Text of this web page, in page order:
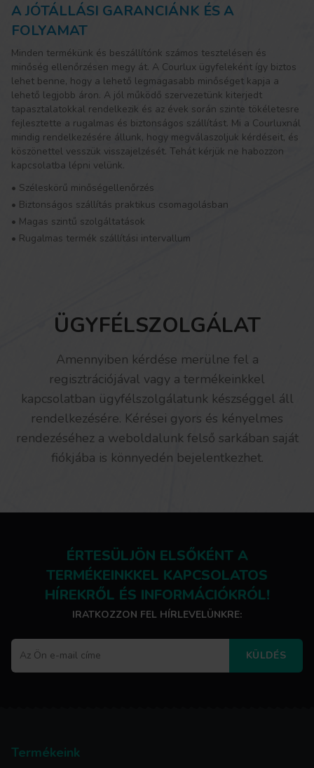
A JÓTÁLLÁSI GARANCIÁNK ÉS A
FOLYAMAT
Minden termékünk és beszállítónk számos tesztelésen és
minőség ellenőrzésen megy át. A Courlux ügyfeleként így biztos
lehet benne, hogy a lehető legmagasabb minőséget kapja a
lehető legjobb áron. A jól működő szervezetünk kiterjedt
tapasztalatokkal rendelkezik és az évek során szinte tökéletesre
fejlesztette a rugalmas és biztonságos szállítást. Mi a Courluxnál
mindig rendelkezésére állunk, hogy megválaszoljuk kérdéseit, és
köszönettel vesszük visszajelzését. Tehát kérjük ne habozzon
kapcsolatba lépni velünk.
• Széleskörű minőségellenőrzés
• Biztonságos szállítás praktikus csomagolásban
• Magas szintű szolgáltatások
• Rugalmas termék szállítási intervallum
ÜGYFÉLSZOLGÁLAT
Amennyiben kérdése merülne fel a
regisztrációjával vagy a termékeinkkel
kapcsolatban ügyfélszolgálatunk készséggel áll
rendelkezésére. Kérései gyors és kényelmes
rendezéséhez a weboldalunk felső sarkában saját
fiókjába is könnyedén bejelentkezhet.
ÉRTESÜLJÖN ELSŐKÉNT A
TERMÉKEINKKEL KAPCSOLATOS
HÍREKRŐL ÉS INFORMÁCIÓKRÓL!
IRATKOZZON FEL HÍRLEVELÜNKRE:
KÜLDÉS
Termékeink